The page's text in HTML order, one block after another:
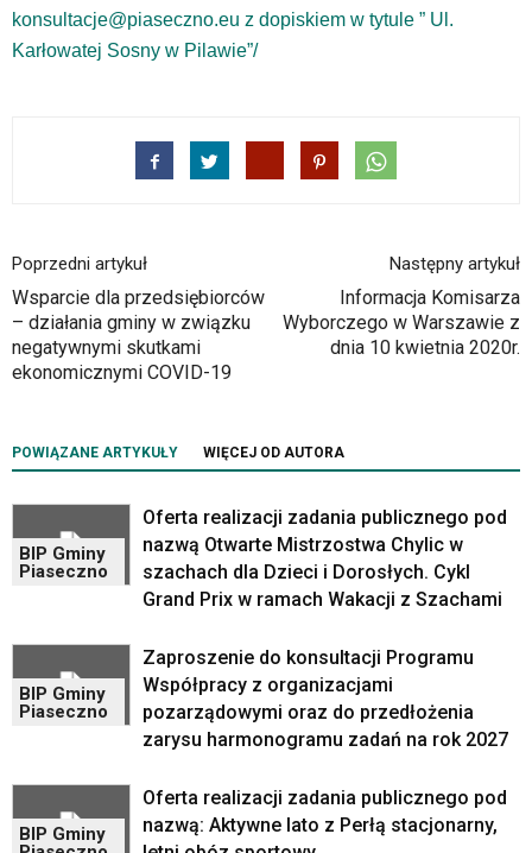
Miasta
Gminy
pozwalające
szybko
przechodzić
treści,
bezpośrednio
tą
wiadomością.
Strona
dedykowane
skróty
nawigacja
obsługiwana
jest
konsultacje@piaseczno.eu z dopiskiem w tytule ” Ul.
Karłowatej Sosny w Pilawie”/
Poprzedni artykuł
Wsparcie dla przedsiębiorców
– działania gminy w związku
negatywnymi skutkami
ekonomicznymi COVID-19
Następny artykuł
Informacja Komisarza
Wyborczego w Warszawie z
dnia 10 kwietnia 2020r.
POWIĄZANE ARTYKUŁY WIĘCEJ OD AUTORA
BIP Gminy
Piaseczno
Oferta realizacji zadania publicznego pod
nazwą Otwarte Mistrzostwa Chylic w
szachach dla Dzieci i Dorosłych. Cykl
Grand Prix w ramach Wakacji z Szachami
BIP Gminy
Piaseczno
Zaproszenie do konsultacji Programu
Współpracy z organizacjami
pozarządowymi oraz do przedłożenia
zarysu harmonogramu zadań na rok 2027
BIP Gminy
Oferta realizacji zadania publicznego pod
nazwą: Aktywne lato z Perłą stacjonarny,